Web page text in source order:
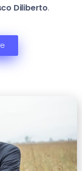
Diliberto.